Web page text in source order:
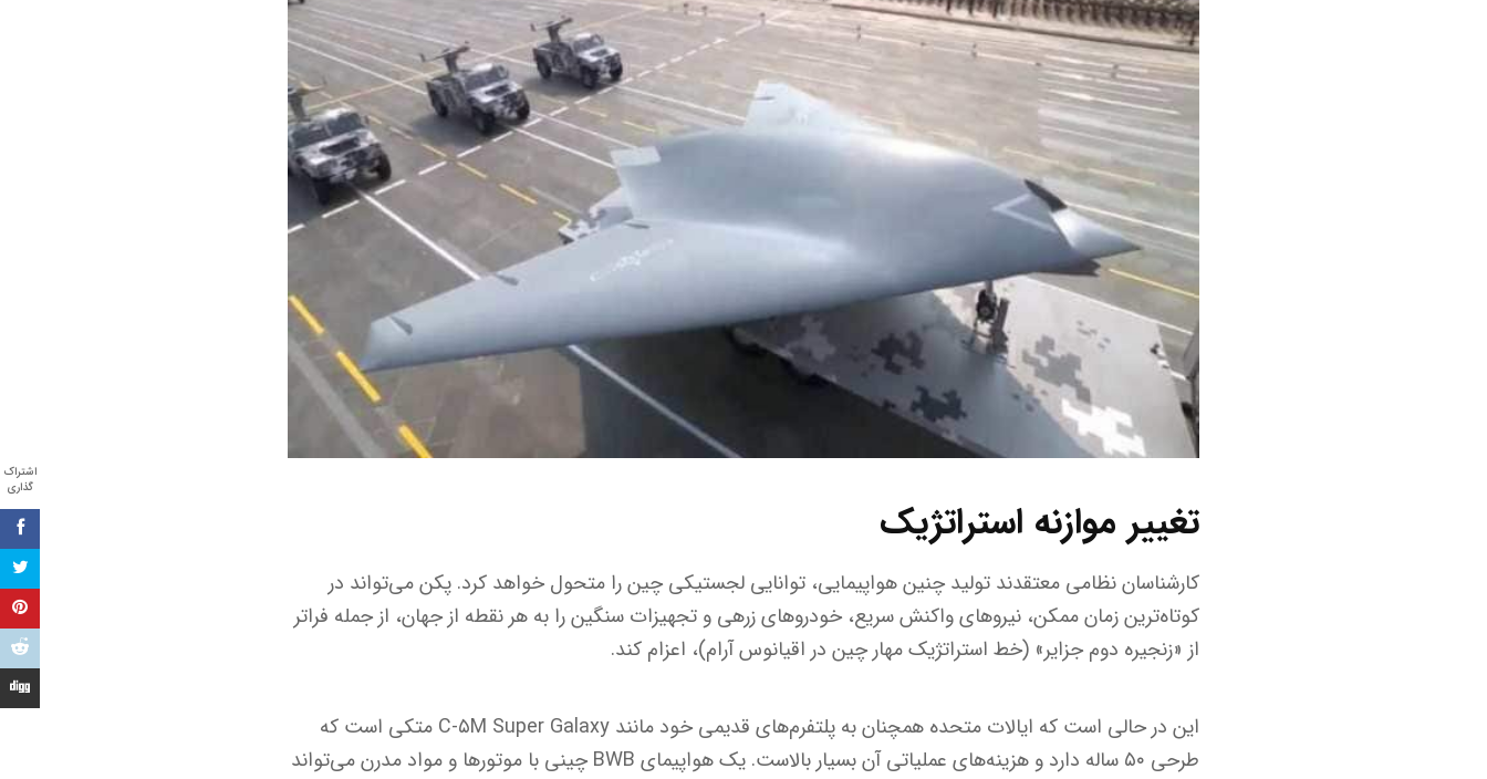
اشتراک
گذاری
تغییر موازنه استراتژیک
کارشناسان نظامی معتقدند تولید چنین هواپیمایی، توانایی لجستیکی چین را متحول خواهد کرد. پکن می‌تواند در
کوتاه‌ترین زمان ممکن، نیروهای واکنش سریع، خودروهای زرهی و تجهیزات سنگین را به هر نقطه از جهان، از جمله فراتر
از «زنجیره دوم جزایر» (خط استراتژیک مهار چین در اقیانوس آرام)، اعزام کند.
این در حالی است که ایالات متحده همچنان به پلتفرم‌های قدیمی خود مانند C-۵M Super Galaxy متکی است که
طرحی ۵۰ ساله دارد و هزینه‌های عملیاتی آن بسیار بالاست. یک هواپیمای BWB چینی با موتورها و مواد مدرن می‌تواند